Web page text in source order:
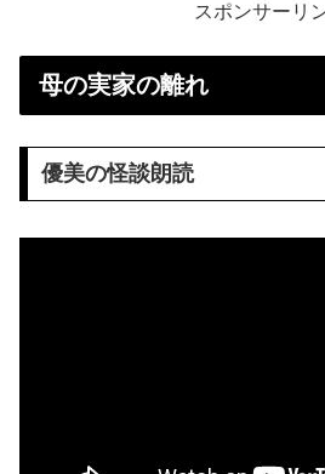
スポンサーリ
母の実家の離れ
優美の怪談朗読